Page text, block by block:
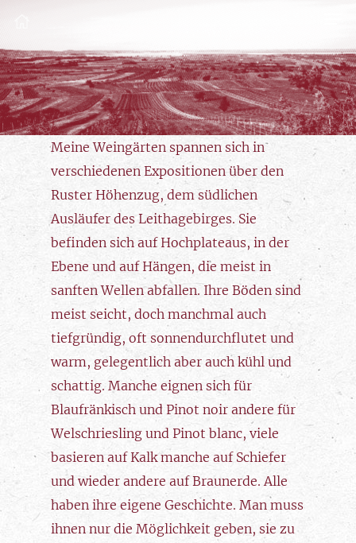
Meine Weingärten spannen sich in
verschiedenen Expositionen über den
Ruster Höhenzug, dem südlichen
Ausläufer des Leithagebirges. Sie
befinden sich auf Hochplateaus, in der
Ebene und auf Hängen, die meist in
sanften Wellen abfallen. Ihre Böden sind
meist seicht, doch manchmal auch
tiefgründig, oft sonnendurchflutet und
warm, gelegentlich aber auch kühl und
schattig. Manche eignen sich für
Blaufränkisch und Pinot noir andere für
Welschriesling und Pinot blanc, viele
basieren auf Kalk manche auf Schiefer
und wieder andere auf Braunerde. Alle
haben ihre eigene Geschichte. Man muss
ihnen nur die Möglichkeit geben, sie zu